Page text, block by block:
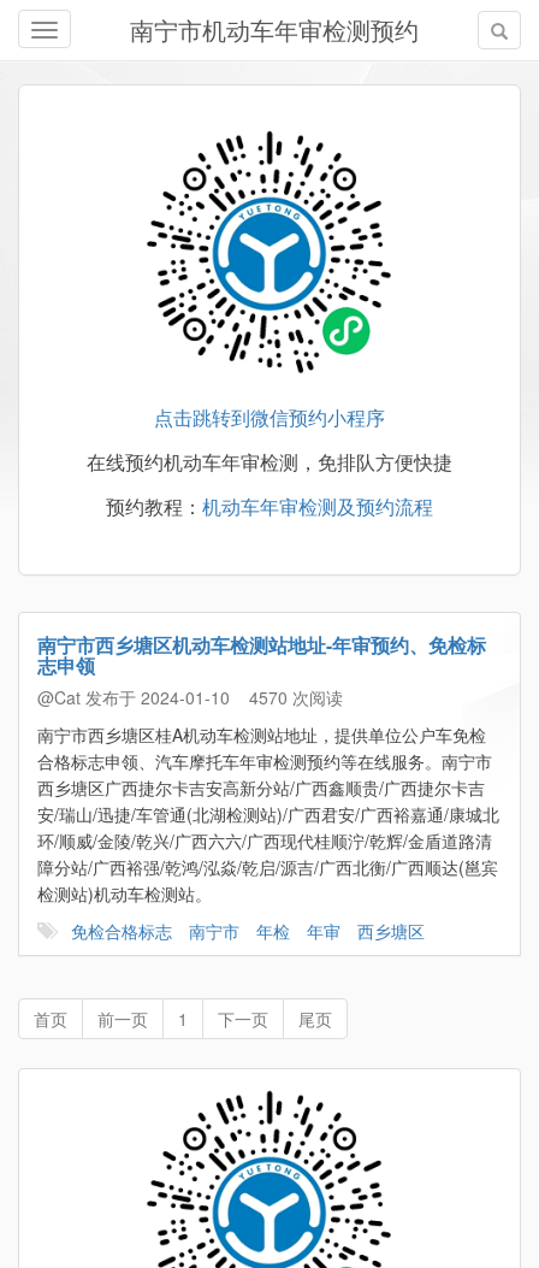
南宁市机动车年审检测预约
点击跳转到微信预约小程序
在线预约机动车年审检测，免排队方便快捷
预约教程： 机动车年审检测及预约流程
南宁市西乡塘区机动车检测站地址-年审预约、免检标
志申领
@Cat 发布于 2024-01-10
4570 次阅读
南宁市西乡塘区桂A机动车检测站地址，提供单位公户车免检
合格标志申领、汽车摩托车年审检测预约等在线服务。南宁市
西乡塘区广西捷尔卡吉安高新分站/广西鑫顺贵/广西捷尔卡吉
安/瑞山/迅捷/车管通(北湖检测站)/广西君安/广西裕嘉通/康城北
环/顺威/金陵/乾兴/广西六六/广西现代桂顺泞/乾辉/金盾道路清
障分站/广西裕强/乾鸿/泓焱/乾启/源吉/广西北衡/广西顺达(邕宾
检测站)机动车检测站。
免检合格标志
南宁市 年检 年审 西乡塘区
首页 前一页 1 下一页 尾页